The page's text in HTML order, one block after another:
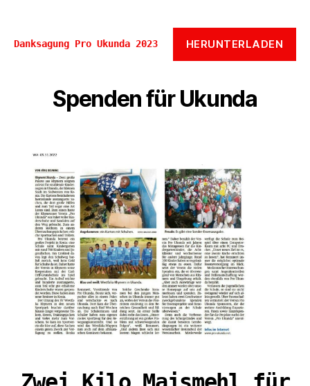
Danksagung Pro Ukunda 2023 HERUNTERLADEN
Spenden für Ukunda